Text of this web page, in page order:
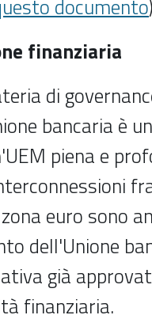
documento
finanziaria
di
bancaria è
piena e
euro sono
dell'Unione
già
finanziaria.